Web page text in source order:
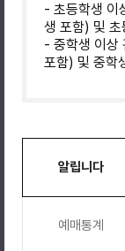
- 초등학생 이
생 포함) 및 초
- 중학생 이상
포함) 및 중학
알립니다
예매통계